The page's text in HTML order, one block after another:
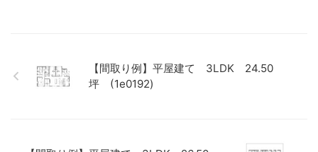
【間取り例】平屋建て 3LDK 24.50
坪 (1e0192)